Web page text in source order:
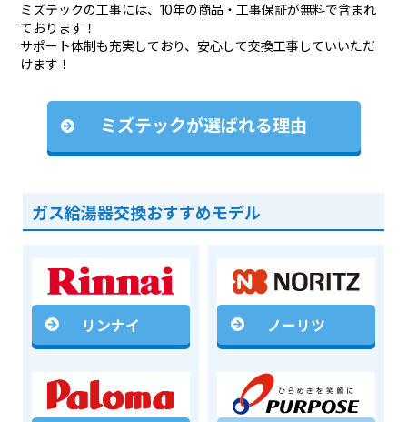
ミズテックの工事には、10年の商品・工事保証が無料で含まれ
ております！
サポート体制も充実しており、安心して交換工事していいただ
けます！
ミズテックが選ばれる理由
ガス給湯器交換おすすめモデル
リンナイ ノーリツ